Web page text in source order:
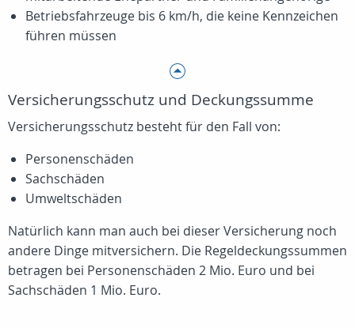
Betriebsfahrzeuge bis 6 km/h, die keine Kennzeichen
führen müssen
Versicherungsschutz und Deckungssumme
Versicherungsschutz besteht für den Fall von:
Personenschäden
Sachschäden
Umweltschäden
Natürlich kann man auch bei dieser Versicherung noch
andere Dinge mitversichern. Die Regeldeckungssummen
betragen bei Personenschäden 2 Mio. Euro und bei
Sachschäden 1 Mio. Euro.